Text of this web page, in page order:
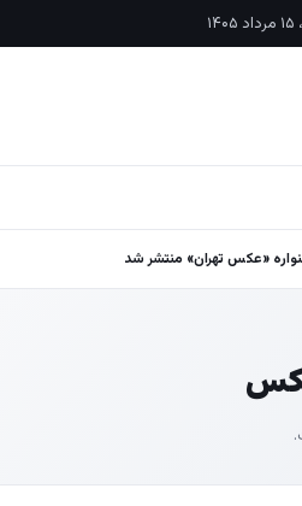
«عکس تهران» منتشر شد